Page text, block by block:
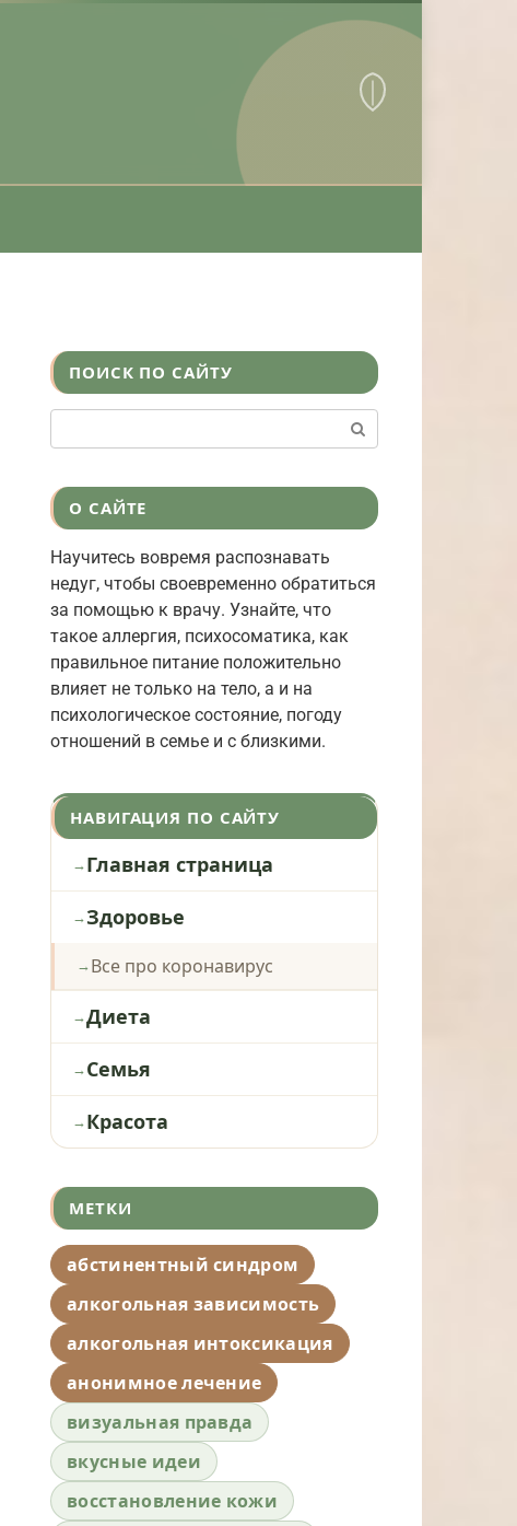
ПОИСК ПО САЙТУ
О САЙТЕ
Научитесь вовремя распознавать
недуг, чтобы своевременно обратиться
за помощью к врачу. Узнайте, что
такое аллергия, психосоматика, как
правильное питание положительно
влияет не только на тело, а и на
психологическое состояние, погоду
отношений в семье и с близкими.
НАВИГАЦИЯ ПО САЙТУ
Главная страница
Здоровье
Все про коронавирус
Диета
Семья
Красота
МЕТКИ
абстинентный синдром
алкогольная зависимость
алкогольная интоксикация
анонимное лечение
визуальная правда
вкусные идеи
восстановление кожи